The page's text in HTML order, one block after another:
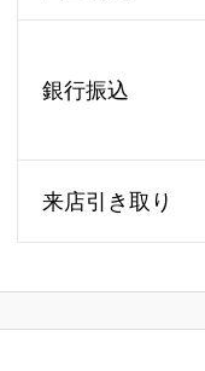
銀行振込
来店引き取り